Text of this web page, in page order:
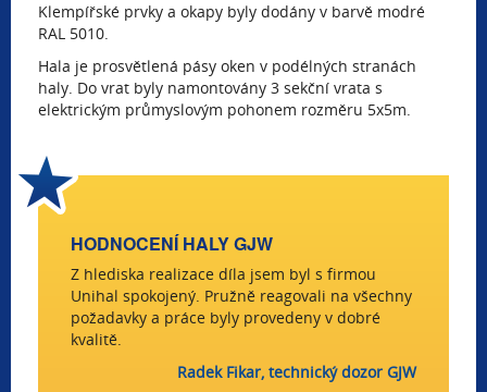
Klempířské prvky a okapy byly dodány v barvě modré
RAL 5010.
Hala je prosvětlená pásy oken v podélných stranách
haly. Do vrat byly namontovány 3 sekční vrata s
elektrickým průmyslovým pohonem rozměru 5x5m.
HODNOCENÍ HALY GJW
Z hlediska realizace díla jsem byl s firmou
Unihal spokojený. Pružně reagovali na všechny
požadavky a práce byly provedeny v dobré
kvalitě.
Radek Fikar, technický dozor GJW